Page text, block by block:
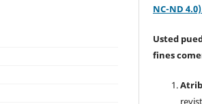
NC-ND 4.0)
Usted
fines